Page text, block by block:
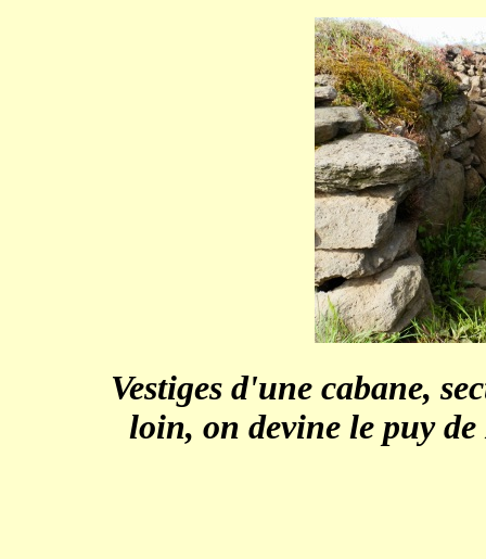
Vestiges d'une cabane,
loin, on devine le puy